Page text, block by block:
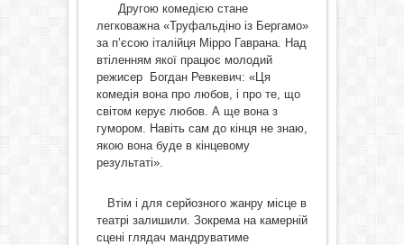
Другою комедією стане
легковажна «Труфальдіно із Бергамо»
за п’єсою італійця Мірро Гаврана. Над
втіленням якої працює молодий
режисер Богдан Ревкевич: «Ця
комедія вона про любов, і про те, що
світом керує любов. А ще вона з
гумором. Навіть сам до кінця не знаю,
якою вона буде в кінцевому
результаті».
Втім і для серйозного жанру місце в
театрі залишили. Зокрема на камерній
сцені глядач мандруватиме